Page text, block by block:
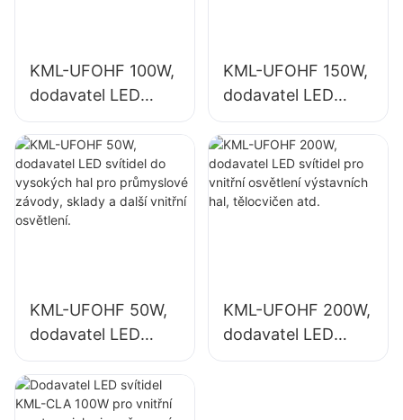
KML-UFOHF 100W,
dodavatel LED
svítidel do
vysokých hal pro
průmyslové
závody, sklady a
další vnitřní
KML-UFOHF 150W,
dodavatel LED
svítidel pro vnitřní
osvětlení
průmyslových
závodů, tělocvičen
KML-UFOHF 50W,
dodavatel LED
svítidel do
vysokých hal pro
průmyslové
KML-UFOHF 200W,
dodavatel LED
svítidel pro vnitřní